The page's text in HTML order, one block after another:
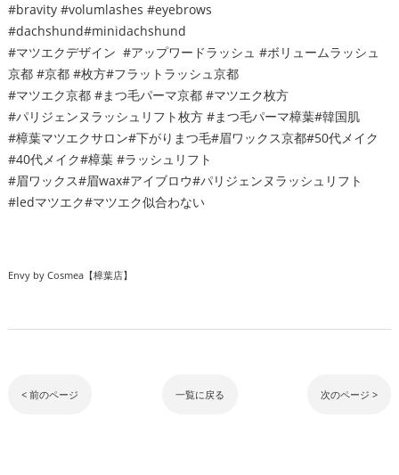
#bravity #volumlashes #eyebrows
#dachshund#minidachshund
#マツエクデザイン #アップワードラッシュ #ボリュームラッシュ
京都 #京都 #枚方#フラットラッシュ京都
#マツエク京都 #まつ毛パーマ京都 #マツエク枚方
#パリジェンヌラッシュリフト枚方 #まつ毛パーマ樟葉#韓国肌
#樟葉マツエクサロン#下がりまつ毛#眉ワックス京都#50代メイク
#40代メイク#樟葉 #ラッシュリフト
#眉ワックス#眉wax#アイブロウ#パリジェンヌラッシュリフト
#ledマツエク#マツエク似合わない
Envy by Cosmea【樟葉店】
< 前のページ 一覧に戻る 次のページ >